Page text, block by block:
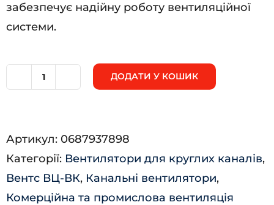
забезпечує надійну роботу вентиляційної
системи.
250
Б
кількість
ДОДАТИ У КОШИК
Артикул: 0687937898
Категорії: Вентилятори для круглих каналів,
Вентс ВЦ-ВК, Канальні вентилятори,
Комерційна та промислова вентиляція